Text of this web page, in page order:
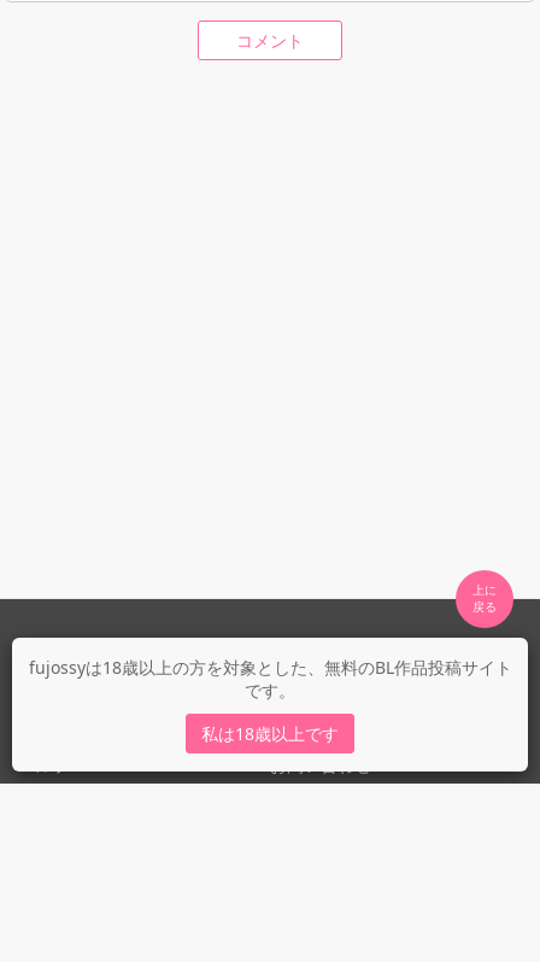
fujossyは18歳以上の方を対象とした、無料のBL作品投稿サイト
です。
私は18歳以上です
コメント
上に
fujossyについて
fujossy運営ブログ